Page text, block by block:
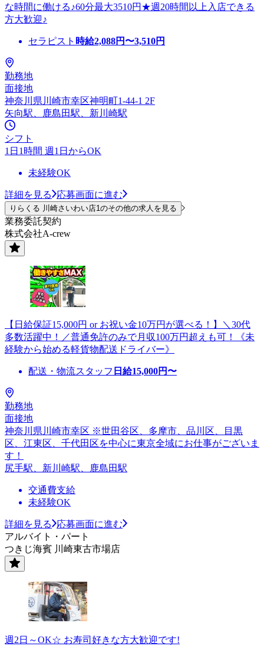
な時間に働ける♪60分最大3510円★週20時間以上入店できる
方大歓迎♪
セラピスト 時給2,088円〜3,510円
勤務地
面接地
神奈川県川崎市幸区神明町1-44-1 2F
矢向駅、鹿島田駅、新川崎駅
シフト
1日1時間 週1日からOK
未経験OK
詳細を見る 応募画面に進む
りらくる 川崎さいわい店1のその他の求人を見る
業務委託契約
株式会社A-crew
【日給保証15,000円 or お祝い金10万円が選べる！】＼30代
多数活躍中！／普通免許のみで月収100万円超えも可！《未
経験から始める軽貨物配送ドライバー》
配送・物流スタッフ 日給15,000円〜
勤務地
面接地
神奈川県川崎市幸区 ※世田谷区、多摩市、品川区、目黒
区、江東区、千代田区を中心に東京全域にお仕事がございま
す！
尻手駅、新川崎駅、鹿島田駅
交通費支給
未経験OK
詳細を見る
応募画面に進む
アルバイト・パート
つきじ海賓 川崎東古市場店
週2日～OK☆ お寿司好きな方大歓迎です!